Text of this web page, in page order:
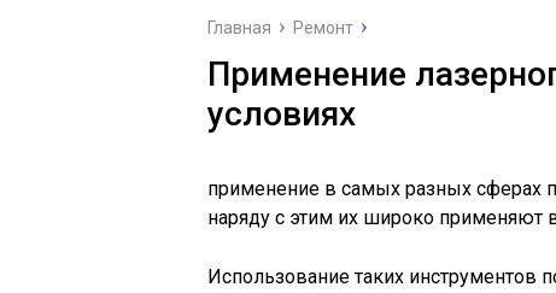
Главная Ремонт
Применение
условиях
применение в самых разных сферах
наряду с этим их широко применяют
Использование таких инструментов